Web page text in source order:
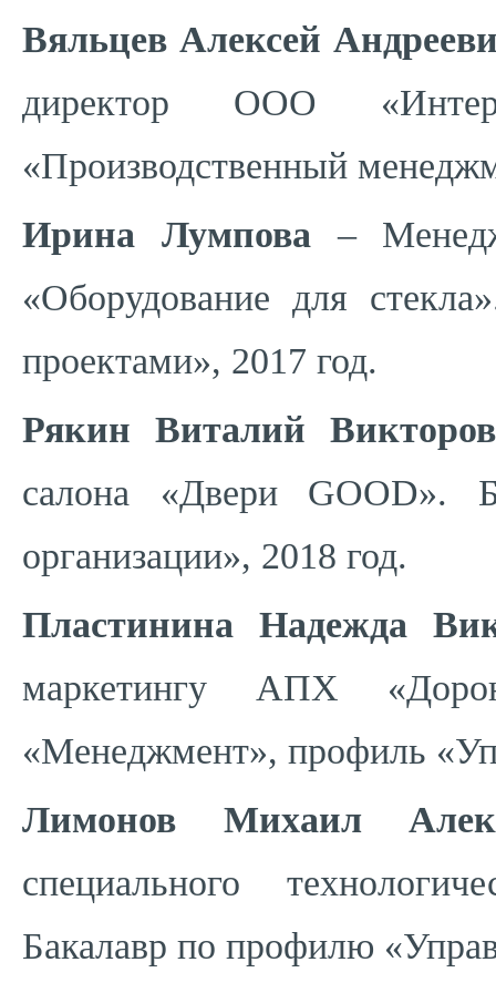
Вяльцев Алексей
ди⁠ректор ООО
«Производственный
Ирина Лумпова –
«Оборудование для
проектами», 2017 год.
Рякин Виталий
салона «Двери GOOD».
организации», 2018 год.
Пластинина Надежда
маркетингу АПХ
«Менеджмент», профиль
Лимонов Михаил
специального
Бакалавр по профилю